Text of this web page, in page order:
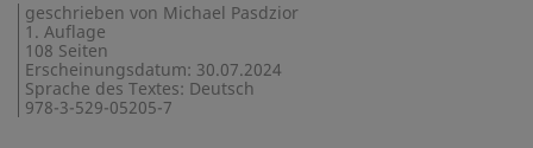
geschrieben von Michael Pasdzior
1. Auflage
108 Seiten
Erscheinungsdatum: 30.07.2024
Sprache des Textes: Deutsch
978-3-529-05205-7